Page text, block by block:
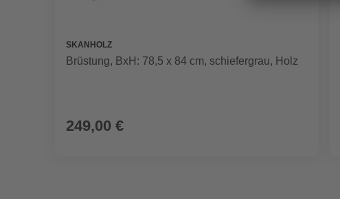
SKANHOLZ
Brüstung, BxH: 78,5 x 84 cm, schiefergrau, Holz
249,00 €